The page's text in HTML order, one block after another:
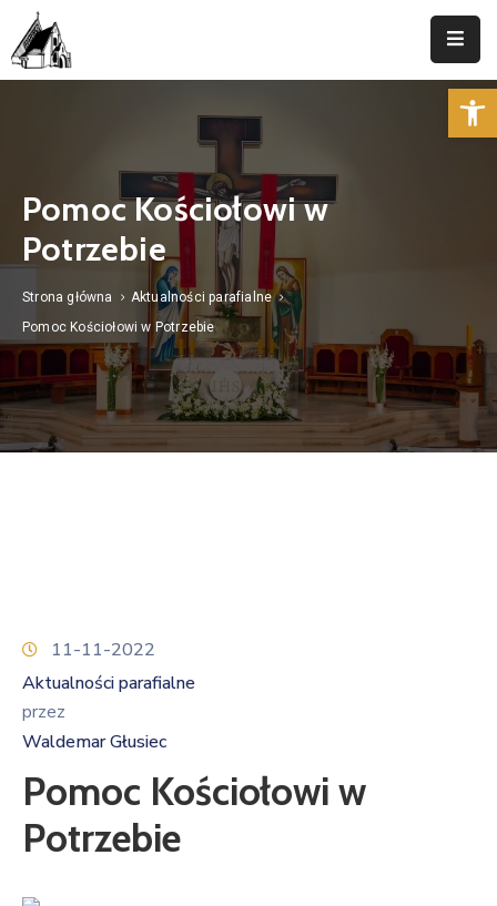
Duszpasterstwo
Cmentarz
Kancelaria
Kontakt
Pomoc Kościołowi w
Potrzebie
Strona główna
Aktualności parafialne
Pomoc Kościołowi w Potrzebie
11-11-2022
Aktualności parafialne
przez
Waldemar Głusiec
Pomoc Kościołowi w
Potrzebie